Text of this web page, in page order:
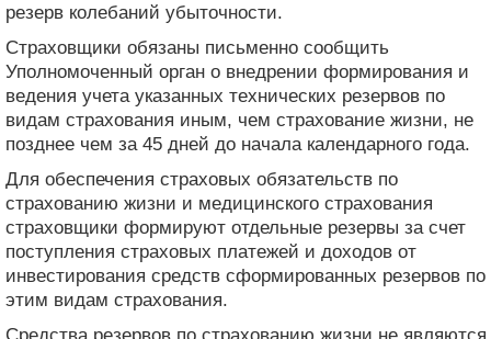
резерв колебаний убыточности.
Страховщики обязаны письменно сообщить
Уполномоченный орган о внедрении формирования и
ведения учета указанных технических резервов по
видам страхования иным, чем страхование жизни, не
позднее чем за 45 дней до начала календарного года.
Для обеспечения страховых обязательств по
страхованию жизни и медицинского страхования
страховщики формируют отдельные резервы за счет
поступления страховых платежей и доходов от
инвестирования средств сформированных резервов по
этим видам страхования.
Средства резервов по страхованию жизни не являются